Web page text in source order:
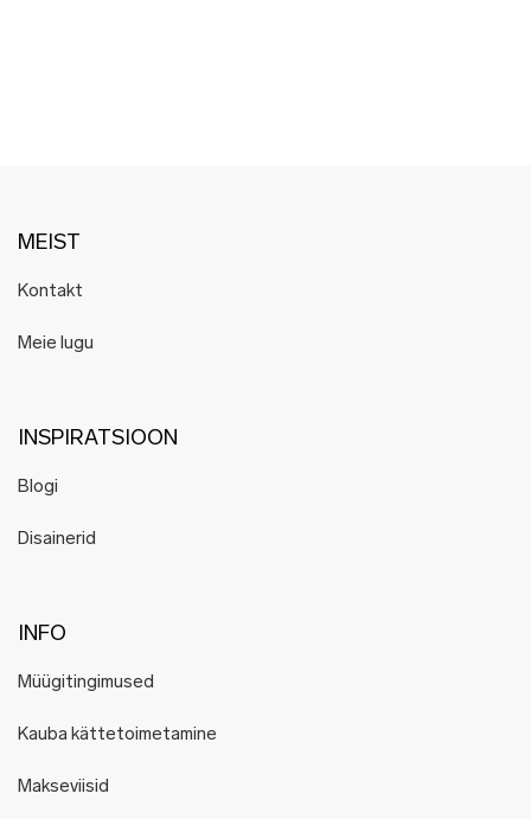
MEIST
Kontakt
Meie lugu
INSPIRATSIOON
Blogi
Disainerid
INFO
Müügitingimused
Kauba kättetoimetamine
Makseviisid